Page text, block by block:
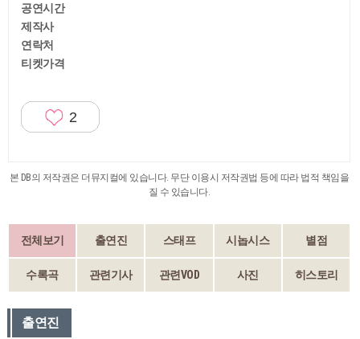
공연시간
제작사
연락처
티켓가격
2
본 DB의 저작권은 더뮤지컬에 있습니다. 무단 이용시 저작권법 등에 따라 법적 책임을
질 수 있습니다.
전체보기 출연진 스태프 시놉시스 별점
수록곡 관련기사 관련VOD 사진 히스토리
출연진